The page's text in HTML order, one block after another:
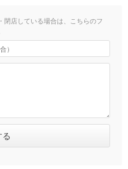
閉店している場合は、こちらのフ